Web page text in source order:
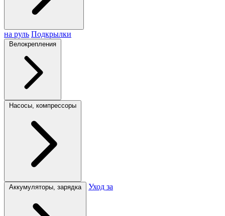
на руль Подкрылки
Велокрепления
Насосы, компрессоры
Аккумуляторы, зарядка Уход за